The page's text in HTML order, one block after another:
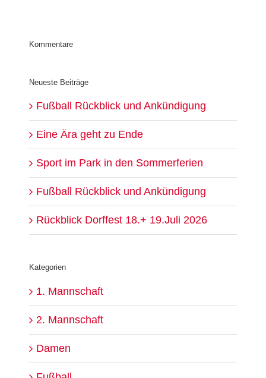
Kommentare
Neueste Beiträge
Fußball Rückblick und Ankündigung
Eine Ära geht zu Ende
Sport im Park in den Sommerferien
Fußball Rückblick und Ankündigung
Rückblick Dorffest 18.+ 19.Juli 2026
Kategorien
1. Mannschaft
2. Mannschaft
Damen